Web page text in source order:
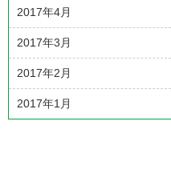
2017年4月
2017年3月
2017年2月
2017年1月